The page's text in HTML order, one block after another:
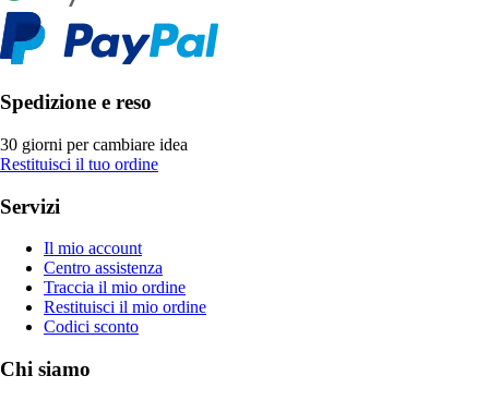
Spedizione e reso
30 giorni per cambiare idea
Restituisci il tuo ordine
Servizi
Il mio account
Centro assistenza
Traccia il mio ordine
Restituisci il mio ordine
Codici sconto
Chi siamo